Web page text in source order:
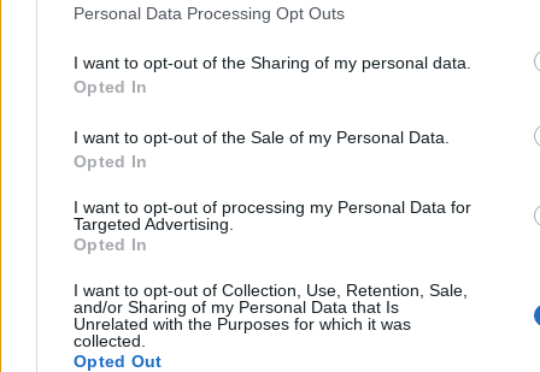
Personal Data Processing Opt Outs
I want to opt-out of the Sharing of my personal data.
Opted In
I want to opt-out of the Sale of my Personal Data.
Opted In
I want to opt-out of processing my Personal Data for
Targeted Advertising.
Opted In
I want to opt-out of Collection, Use, Retention, Sale,
and/or Sharing of my Personal Data that Is
Unrelated with the Purposes for which it was
collected.
Opted Out